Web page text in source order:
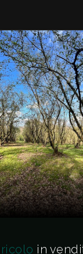
in